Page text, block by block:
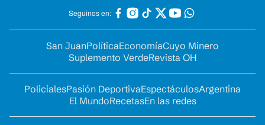
Seguinos en:
San JuanPolíticaEconomíaCuyo Minero
Suplemento VerdeRevista OH
PolicialesPasión DeportivaEspectáculosArgentina
El MundoRecetasEn las redes